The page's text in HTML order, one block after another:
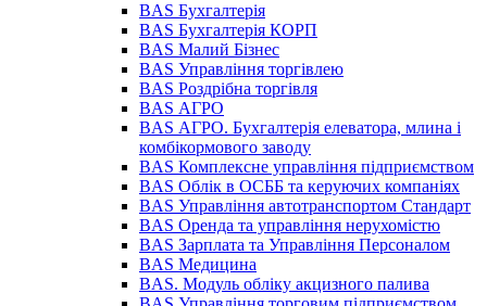
BAS Бухгалтерія
BAS Бухгалтерія КОРП
BAS Малий Бізнес
BAS Управління торгівлею
BAS Роздрібна торгівля
BAS АГРО
BAS АГРО. Бухгалтерія елеватора, млина і
комбікормового заводу
BAS Комплексне управління підприємством
BAS Облік в ОСББ та керуючих компаніях
BAS Управління автотранспортом Стандарт
BAS Оренда та управління нерухомістю
BAS Зарплата та Управління Персоналом
BAS Медицина
BAS. Модуль обліку акцизного палива